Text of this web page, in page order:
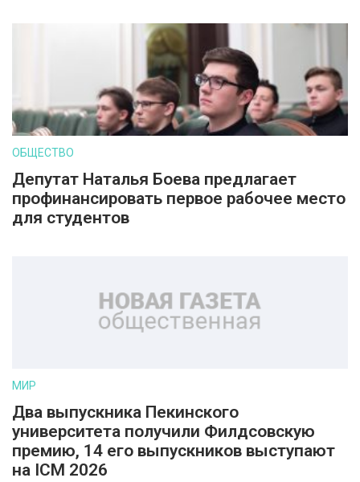
ОБЩЕСТВО
Депутат Наталья Боева предлагает
профинансировать первое рабочее место
для студентов
МИР
Два выпускника Пекинского
университета получили Филдсовскую
премию, 14 его выпускников выступают
на ICM 2026